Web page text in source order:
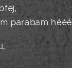
parabam